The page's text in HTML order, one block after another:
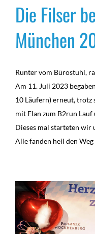
Die Filser
München
Runter vom Bürostuhl,
Am 11. Juli 2023
10 Läufern) erneut, trotz
mit Elan zum B2run
Dieses mal starteten
Alle fanden heil den